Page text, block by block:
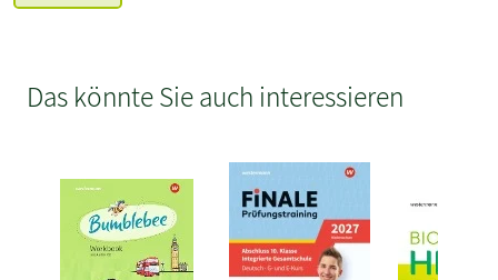
Das könnte Sie auch interessieren